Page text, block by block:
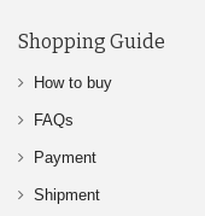
Shopping Guide
How to buy
FAQs
Payment
Shipment